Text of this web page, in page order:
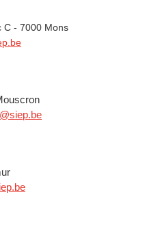
C - 7000 Mons